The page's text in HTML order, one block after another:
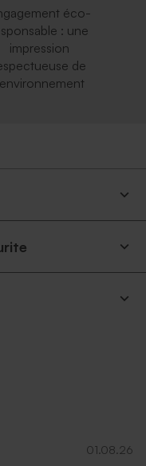
éco-
: une
impression
de
01.08.26